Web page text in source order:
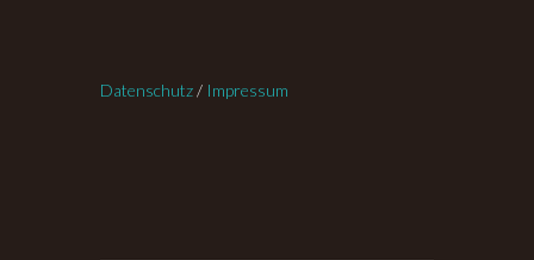
Datenschutz/ Impressum